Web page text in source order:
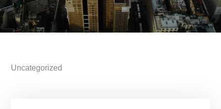
Uncategorized